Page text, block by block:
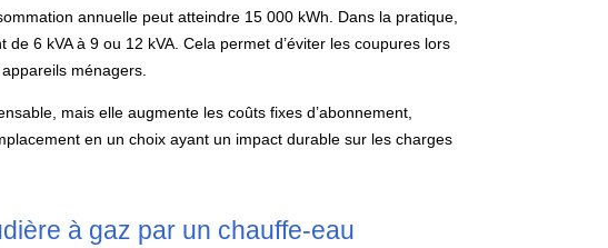
annuelle peut atteindre 15 000 kWh. Dans la pratique,
6 kVA à 9 ou 12 kVA. Cela permet d’éviter les coupures lors
ménagers.
mais elle augmente les coûts fixes d’abonnement,
en un choix ayant un impact durable sur les charges
à gaz par un chauffe-eau